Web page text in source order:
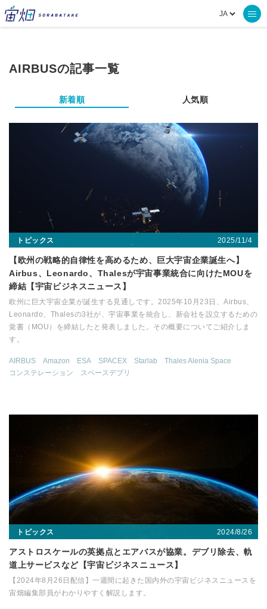
AIRBUSの記事一覧
新着順 人気順
トピックス 2025/11/4
【欧州の戦略的自律性を高めるため、巨大宇宙企業誕生へ】
Airbus、Leonardo、Thalesが宇宙事業統合に向けたMOUを
締結【宇宙ビジネスニュース】
欧州に巨大宇宙企業が誕生する見通しです。2025年10月23日、Airbus、
Leonardo、Thalesの3社が、宇宙事業を統合し、新会社を設立するための
覚書（MOU）を締結したと発表しました。その概要についてご紹介しま
す。
AIRBUS Amazon ESA SPACEX Starlab
Thales Alenia Space
コンステレーション
スペースデブリ
トピックス 2024/8/26
アストロスケールの英拠点とエアバスが協業。デブリ除去、軌
道上サービスなど【宇宙ビジネスニュース】
【2024年8月26日配信】一週間に起きた国内外の宇宙ビジネスニュースを
宙畑編集部員がわかりやすく解説します。